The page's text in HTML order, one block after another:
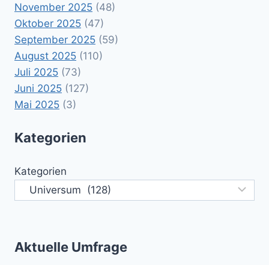
November 2025 (48)
Oktober 2025 (47)
September 2025 (59)
August 2025 (110)
Juli 2025 (73)
Juni 2025 (127)
Mai 2025 (3)
Kategorien
Kategorien
Aktuelle Umfrage